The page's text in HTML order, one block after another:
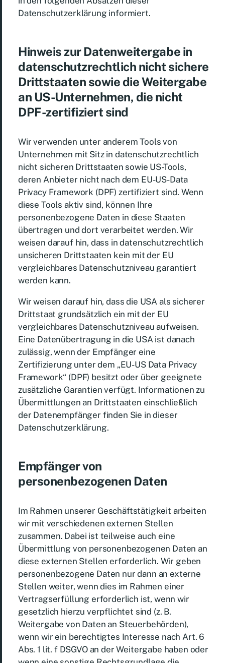
Datenschutzerklärung informiert.
Hinweis zur Datenweitergabe in
datenschutzrechtlich nicht sichere
Drittstaaten sowie die Weitergabe
an US-Unternehmen, die nicht
DPF-zertifiziert sind
Wir verwenden unter anderem Tools von
Unternehmen mit Sitz in datenschutzrechtlich
nicht sicheren Drittstaaten sowie US-Tools,
deren Anbieter nicht nach dem EU-US-Data
Privacy Framework (DPF) zertifiziert sind. Wenn
diese Tools aktiv sind, können Ihre
personenbezogene Daten in diese Staaten
übertragen und dort verarbeitet werden. Wir
weisen darauf hin, dass in datenschutzrechtlich
unsicheren Drittstaaten kein mit der EU
vergleichbares Datenschutzniveau garantiert
werden kann.
Wir weisen darauf hin, dass die USA als sicherer
Drittstaat grundsätzlich ein mit der EU
vergleichbares Datenschutzniveau aufweisen.
Eine Datenübertragung in die USA ist danach
zulässig, wenn der Empfänger eine
Zertifizierung unter dem „EU-US Data Privacy
Framework“ (DPF) besitzt oder über geeignete
zusätzliche Garantien verfügt. Informationen zu
Übermittlungen an Drittstaaten einschließlich
der Datenempfänger finden Sie in dieser
Datenschutzerklärung.
Empfänger von
personenbezogenen Daten
Im Rahmen unserer Geschäftstätigkeit arbeiten
wir mit verschiedenen externen Stellen
zusammen. Dabei ist teilweise auch eine
Übermittlung von personenbezogenen Daten an
diese externen Stellen erforderlich. Wir geben
personenbezogene Daten nur dann an externe
Stellen weiter, wenn dies im Rahmen einer
Vertragserfüllung erforderlich ist, wenn wir
gesetzlich hierzu verpflichtet sind (z. B.
Weitergabe von Daten an Steuerbehörden),
wenn wir ein berechtigtes Interesse nach Art. 6
Abs. 1 lit. f DSGVO an der Weitergabe haben oder